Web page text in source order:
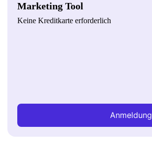
Marketing Tool
Keine Kreditkarte erforderlich
Anmeldung